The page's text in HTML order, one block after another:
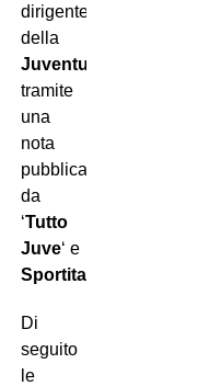
dirigente
della
Juventus
tramite
una
nota
pubblicata
da
‘Tutto
Juve‘ e
Sportitalia
Di
seguito
le